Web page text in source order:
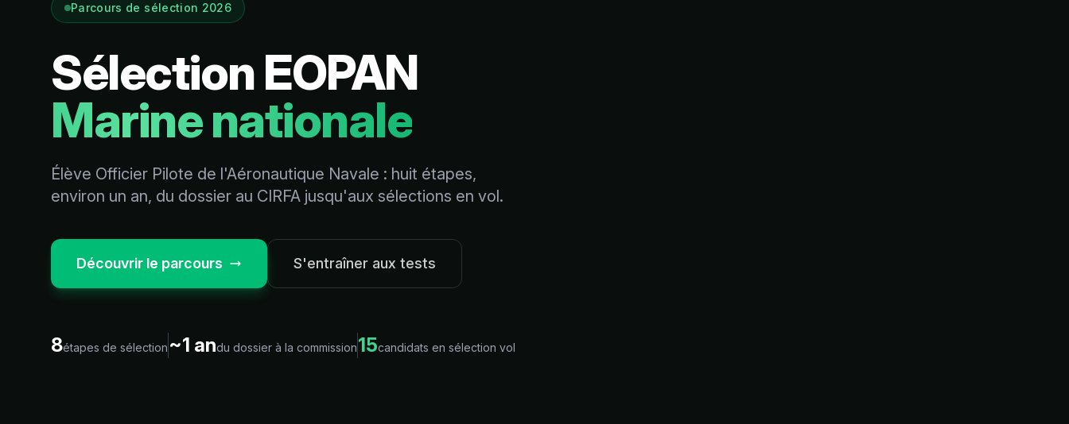
Parcours de sélection 2026
Sélection EOPAN
Marine nationale
Élève Officier Pilote de l'Aéronautique Navale : huit étapes,
environ un an, du dossier au CIRFA jusqu'aux sélections en vol.
Découvrir le parcours S'entraîner aux tests
8étapes de sélection ~1 andu dossier à la commission15candidats en sélection vol